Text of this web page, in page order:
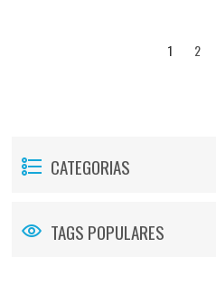
1 2
CATEGORIAS
TAGS POPULARES